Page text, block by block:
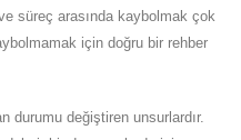
süreç arasında kaybolmak çok
için doğru bir rehber
durumu değiştiren unsurlardır.